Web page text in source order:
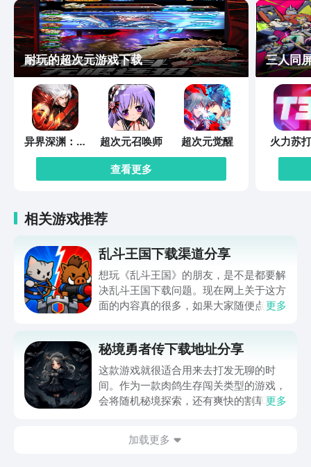
耐玩的超次元游戏下载
异界深渊：觉
醒
超次元召唤师
超次元觉醒
查看更多
三人同
火力苏
相关游戏推荐
乱斗王国下载渠道分享
想玩《乱斗王国》的朋友，是不是都要解
决乱斗王国下载问题。现在网上关于这方
面的内容真的很多，如果大家随便点击陌
app进行下载会更加方便，九游是手游福
利最多的游戏平台，在这里不仅能够看到
游戏资源，还能及时查看后续的消息、活
动内容等相关信息。
更多
秘境勇者传下载地址分享
这款游戏就很适合用来去打发无聊的时
间。作为一款肉鸽生存闯关类型的游戏，
会将随机秘境探索，还有爽快的割草闯关
接就可以下载。游戏的上手门槛还是比较
更多
加载更多